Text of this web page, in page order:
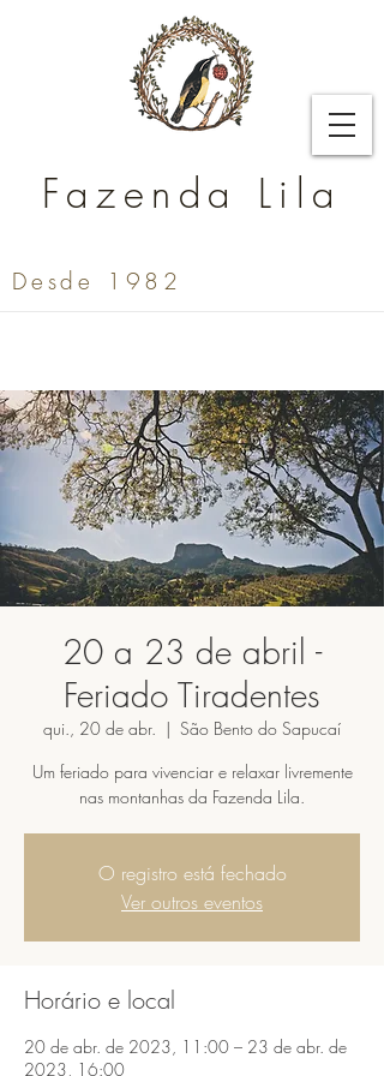
Fazenda Lila
Desde 1982
20 a 23 de abril -
Feriado Tiradentes
qui., 20 de abr.
  |
São Bento do Sapucaí
Um feriado para vivenciar e relaxar livremente
nas montanhas da Fazenda Lila.
O registro está fechado
Ver outros eventos
Horário e local
20 de abr. de 2023, 11:00 – 23 de abr. de
2023, 16:00